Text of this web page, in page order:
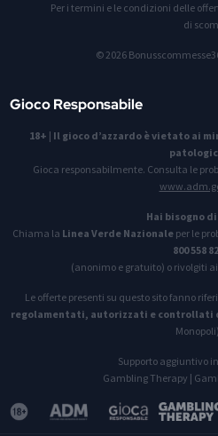
Per i termini e le condizioni delle
di
© 2026
Gioco Responsabile
18+ | Il gioco d’azzardo è vietato ai
Gioca responsabilmente. Consulta le
Hai bisogno
Chiama la Linea Verde Nazionale per le
800 558
(anonimo e gratuito) o rivolgiti
Le offerte presenti su questo sito fanno
regolamentati, autorizzati e controllati
Supporto aggiuntivo
Gambling Therapy |